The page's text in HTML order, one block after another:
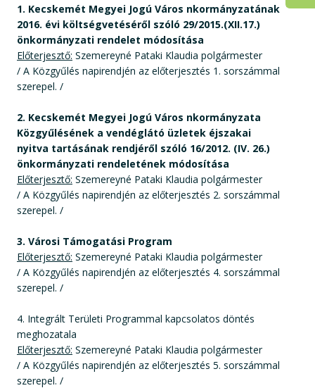
1. Kecskemét Megyei Jogú Város nkormányzatának
2016. évi költségvetéséről szóló 29/2015.(XII.17.)
önkormányzati rendelet módosítása
Előterjesztő: Szemereyné Pataki Klaudia polgármester
/ A Közgyűlés napirendjén az előterjesztés 1. sorszámmal
szerepel. /
2. Kecskemét Megyei Jogú Város nkormányzata
Közgyűlésének a vendéglátó üzletek éjszakai
nyitva tartásának rendjéről szóló 16/2012. (IV. 26.)
önkormányzati rendeletének módosítása
Előterjesztő: Szemereyné Pataki Klaudia polgármester
/ A Közgyűlés napirendjén az előterjesztés 2. sorszámmal
szerepel. /
3. Városi Támogatási Program
Előterjesztő: Szemereyné Pataki Klaudia polgármester
/ A Közgyűlés napirendjén az előterjesztés 4. sorszámmal
szerepel. /
4. Integrált Területi Programmal kapcsolatos döntés
meghozatala
Előterjesztő: Szemereyné Pataki Klaudia polgármester
/ A Közgyűlés napirendjén az előterjesztés 5. sorszámmal
szerepel. /